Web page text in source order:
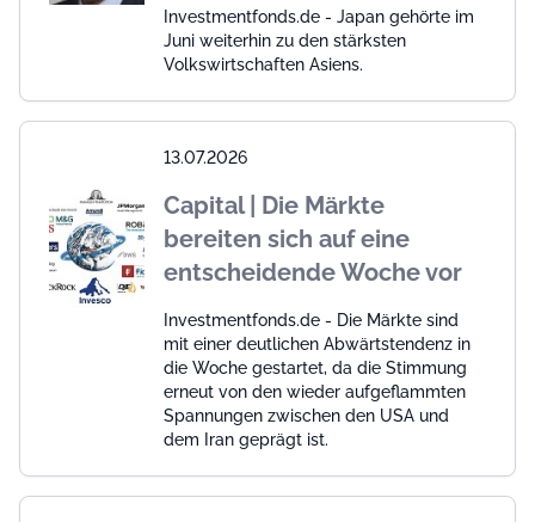
Investmentfonds.de - Japan gehörte im
Juni weiterhin zu den stärksten
Volkswirtschaften Asiens.
13.07.2026
Capital | Die Märkte
bereiten sich auf eine
entscheidende Woche vor
Investmentfonds.de - Die Märkte sind
mit einer deutlichen Abwärtstendenz in
die Woche gestartet, da die Stimmung
erneut von den wieder aufgeflammten
Spannungen zwischen den USA und
dem Iran geprägt ist.